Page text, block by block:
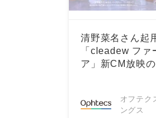
清野菜名さん起
「cleadew ファ
ア」新CM放映
オフテク
ングス